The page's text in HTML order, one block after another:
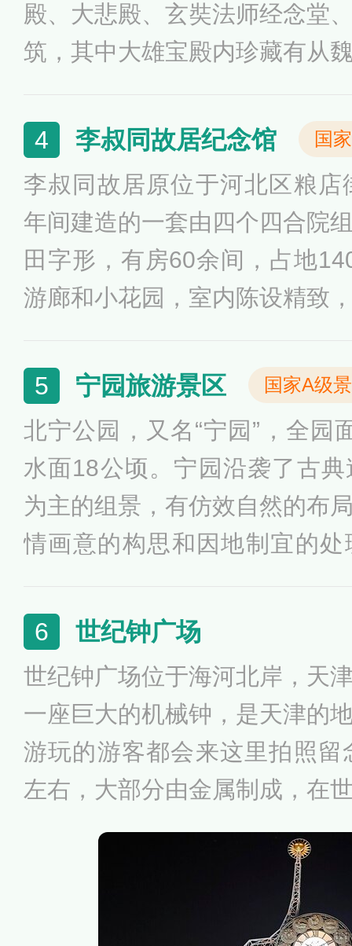
殿、大悲殿、玄奘法师经念堂
筑，其中大雄宝殿内珍藏有从
和特殊保护等级历史风貌建筑
国重点寺院之一。
4 李叔同故居纪念馆 国
李叔同故居原位于河北区粮
年间建造的一套由四个四合院
田字形，有房60余间，占地
游廊和小花园，室内陈设精致
学成重返故里时修建的，以示
花园游廊环绕，雕梁画柱交辉
幽雅宜人。为津门名人故居
来，由于住户繁杂，年久失
失去了本来面貌。
5 宁园旅游景区 国家A级
北宁公园，又名“宁园”，全园
水面18公顷。宁园沿袭了古
为主的组景，有仿效自然的布
情画意的构思和因地制宜的
0多米弯曲迥异的长廊将水池
体，成为宁园无声的导游。
6 世纪钟广场
世纪钟广场位于海河北岸，天
一座巨大的机械钟，是天津的
游玩的游客都会来这里拍照
左右，大部分由金属制成，在
部的钟表骨架，众多的零件咬
前面表盘的分秒不差，其做工
呈黑色，上面有代表12星座
上世纪钟广场会亮起暖黄灯光